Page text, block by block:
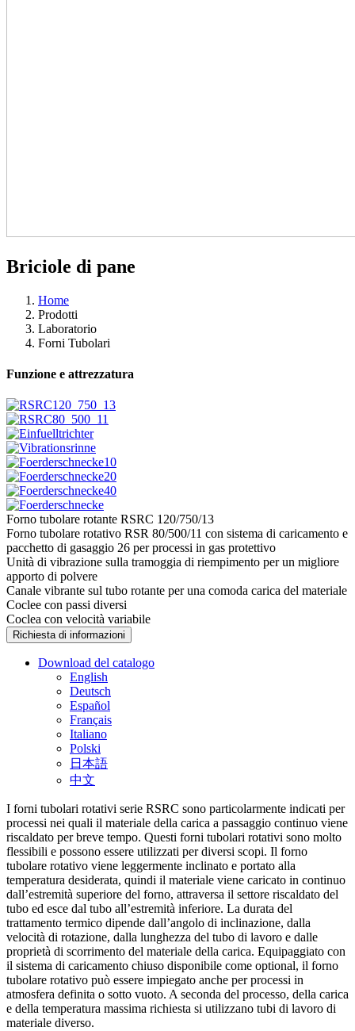
Briciole di pane
Home
Prodotti
Laboratorio
Forni Tubolari
Funzione e attrezzatura
Forno tubolare rotante RSRC 120/750/13
Forno tubolare rotativo RSR 80/500/11 con sistema di caricamento e
pacchetto di gasaggio 26 per processi in gas protettivo
Unità di vibrazione sulla tramoggia di riempimento per un migliore
apporto di polvere
Canale vibrante sul tubo rotante per una comoda carica del materiale
Coclee con passi diversi
Coclea con velocità variabile
Richiesta di informazioni
Download del catalogo
English
Deutsch
Español
Français
Italiano
Polski
日本語
中文
I forni tubolari rotativi serie RSRC sono particolarmente indicati per
processi nei quali il materiale della carica a passaggio continuo viene
riscaldato per breve tempo. Questi forni tubolari rotativi sono molto
flessibili e possono essere utilizzati per diversi scopi. Il forno
tubolare rotativo viene leggermente inclinato e portato alla
temperatura desiderata, quindi il materiale viene caricato in continuo
dall’estremità superiore del forno, attraversa il settore riscaldato del
tubo ed esce dal tubo all’estremità inferiore. La durata del
trattamento termico dipende dall’angolo di inclinazione, dalla
velocità di rotazione, dalla lunghezza del tubo di lavoro e dalle
proprietà di scorrimento del materiale della carica. Equipaggiato con
il sistema di caricamento chiuso disponibile come optional, il forno
tubolare rotativo può essere impiegato anche per processi in
atmosfera definita o sotto vuoto. A seconda del processo, della carica
e della temperatura massima richiesta si utilizzano tubi di lavoro di
materiale diverso.